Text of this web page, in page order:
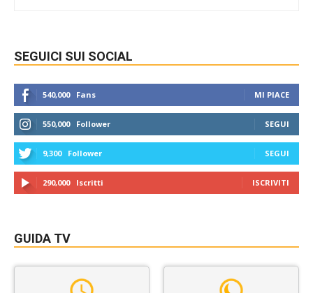
SEGUICI SUI SOCIAL
540,000 Fans MI PIACE
550,000 Follower SEGUI
9,300 Follower SEGUI
290,000 Iscritti ISCRIVITI
GUIDA TV